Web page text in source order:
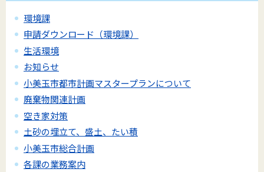
環境課
申請ダウンロード（環境課）
生活環境
お知らせ
小美玉市都市計画マスタープランについて
廃棄物関連計画
空き家対策
土砂の埋立て、盛土、たい積
小美玉市総合計画
各課の業務案内